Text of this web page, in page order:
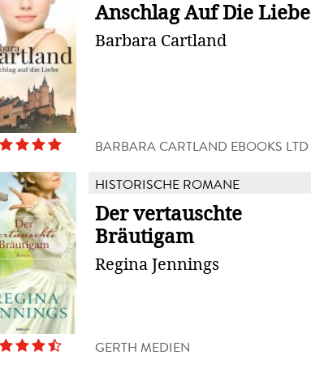
Anschlag Auf Die Liebe
Barbara Cartland
BARBARA CARTLAND EBOOKS LTD
HISTORISCHE ROMANE
Der vertauschte
Bräutigam
Regina Jennings
GERTH MEDIEN